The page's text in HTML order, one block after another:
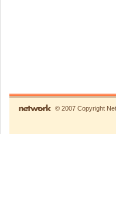
© 2007 Copyright